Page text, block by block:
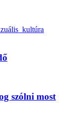
szólni most